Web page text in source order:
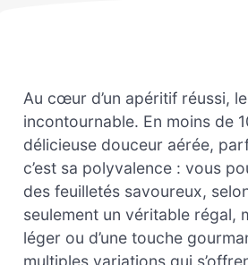
Au cœur d’un apéritif réussi, le
incontournable. En moins de
délicieuse douceur aérée,
c’est sa polyvalence : vous
des feuilletés savoureux,
seulement un véritable régal,
léger ou d’une touche
multiples variations qui